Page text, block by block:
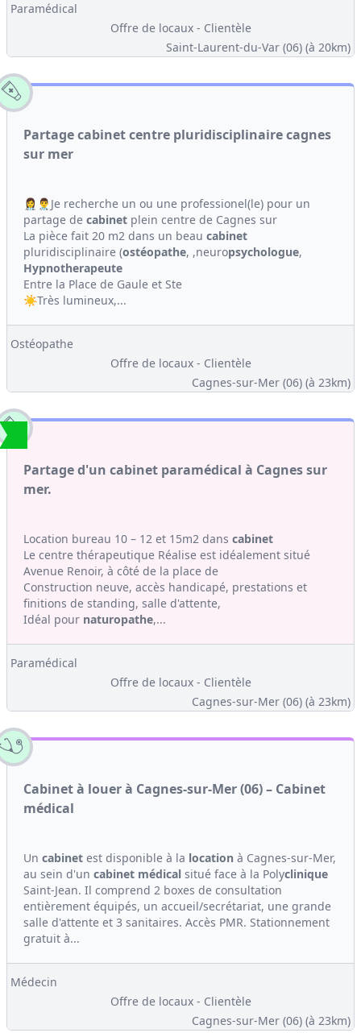
Paramédical
Offre de locaux - Clientèle
Saint-Laurent-du-Var (06) (à 20km)
Partage cabinet centre pluridisciplinaire cagnes
sur mer
👩‍⚕️👨‍⚕️Je recherche un ou une professionel(le) pour un
partage de cabinet plein centre de Cagnes sur
La pièce fait 20 m2 dans un beau cabinet
pluridisciplinaire (ostéopathe, ,neuropsychologue,
Hypnotherapeute
Entre la Place de Gaule et Ste
☀️Très lumineux,...
Ostéopathe
Offre de locaux - Clientèle
Cagnes-sur-Mer (06) (à 23km)
Partage d'un cabinet paramédical à Cagnes sur
mer.
Location bureau 10 – 12 et 15m2 dans cabinet
Le centre thérapeutique Réalise est idéalement situé
Avenue Renoir, à côté de la place de
Construction neuve, accès handicapé, prestations et
finitions de standing, salle d'attente,
Idéal pour naturopathe,...
Paramédical
Offre de locaux - Clientèle
Cagnes-sur-Mer (06) (à 23km)
Cabinet à louer à Cagnes-sur-Mer (06) – Cabinet
médical
Un cabinet est disponible à la location à Cagnes-sur-Mer,
au sein d'un cabinet médical situé face à la Polyclinique
Saint-Jean. Il comprend 2 boxes de consultation
entièrement équipés, un accueil/secrétariat, une grande
salle d'attente et 3 sanitaires. Accès PMR. Stationnement
gratuit à...
Médecin
Offre de locaux - Clientèle
Cagnes-sur-Mer (06) (à 23km)